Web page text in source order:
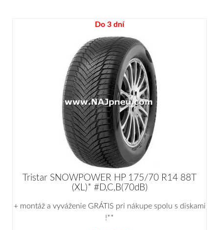
Do 3 dní
Tristar SNOWPOWER HP 175/70 R14 88T
(XL)* #D,C,B(70dB)
+ montáž a vyváženie GRÁTIS pri nákupe spolu s diskami
!**